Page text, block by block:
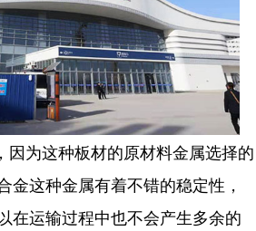
为这种板材的原材料金属选择的
金这种金属有着不错的稳定性，
在运输过程中也不会产生多余的